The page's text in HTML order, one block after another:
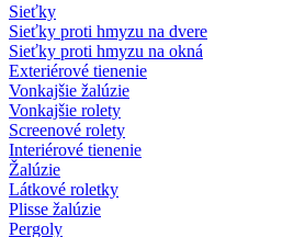
Sieťky
Sieťky proti hmyzu na dvere
Sieťky proti hmyzu na okná
Exteriérové tienenie
Vonkajšie žalúzie
Vonkajšie rolety
Screenové rolety
Interiérové tienenie
Žalúzie
Látkové roletky
Plisse žalúzie
Pergoly